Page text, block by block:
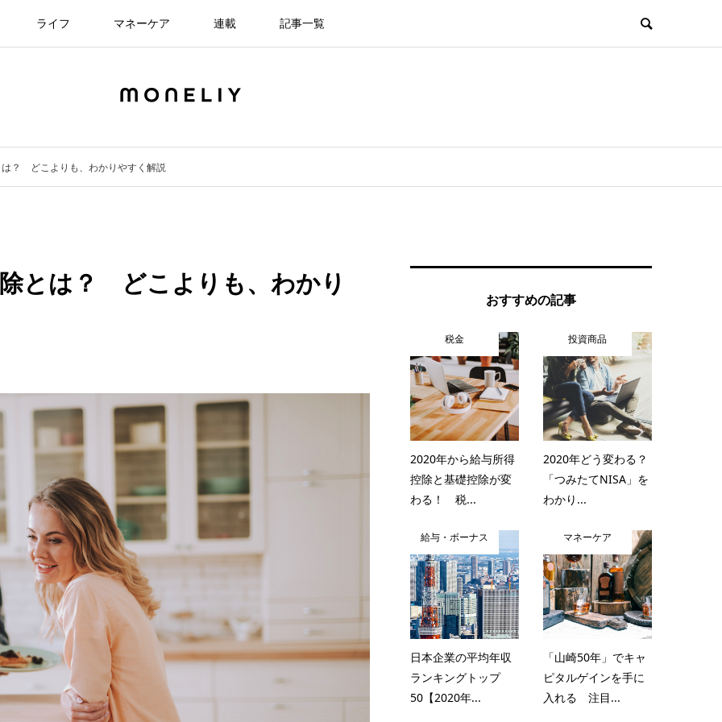
ライフ マネーケア 連載 記事一覧
？ どこよりも、わかりやすく解説
とは？ どこよりも、わかり
おすすめの記事
税金
2020年から給与所得
控除と基礎控除が変
わる！ 税...
投資商品
2020年どう変わる？
「つみたてNISA」を
わかり...
給与・ボーナス
日本企業の平均年収
ランキングトップ
50【2020年...
マネーケア
「山崎50年」でキャ
ピタルゲインを手に
入れる 注目...